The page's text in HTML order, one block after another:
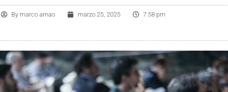
Bymarco arnao marzo 25, 2025 7:58 pm